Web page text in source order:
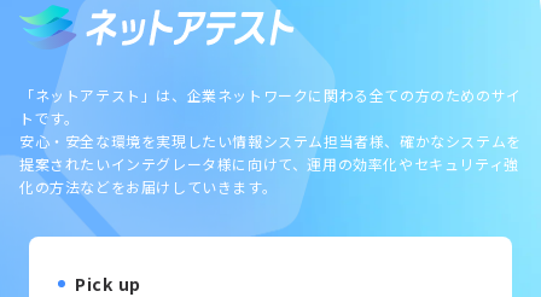
「ネットアテスト」は、企業ネットワークに関わる全ての方のためのサイ
トです。
安心・安全な環境を実現したい情報システム担当者様、確かなシステムを
提案されたいインテグレータ様に向けて、運用の効率化やセキュリティ強
化の方法などをお届けしていきます。
Pick up